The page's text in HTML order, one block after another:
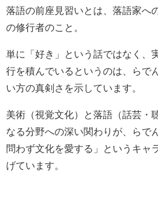
落語の前座見習いとは、落語家へ
の修行者のこと。
単に「好き」という話ではなく、
行を積んでいるというのは、らで
い方の真剣さを示しています。
美術（視覚文化）と落語（話芸・
なる分野への深い関わりが、らで
問わず文化を愛する」というキャ
げています。